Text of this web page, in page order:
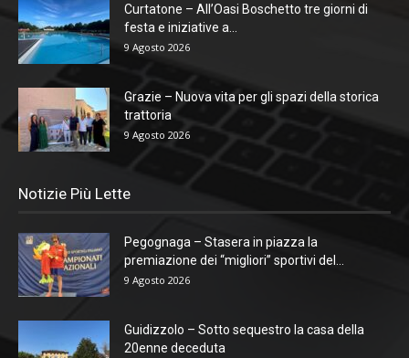
Curtatone – All’Oasi Boschetto tre giorni di
festa e iniziative a...
9 Agosto 2026
Grazie – Nuova vita per gli spazi della storica
trattoria
9 Agosto 2026
Notizie Più Lette
Pegognaga – Stasera in piazza la
premiazione dei “migliori” sportivi del...
9 Agosto 2026
Guidizzolo – Sotto sequestro la casa della
20enne deceduta